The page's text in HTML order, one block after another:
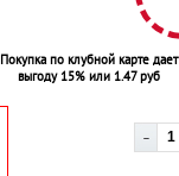
Покупка по клубной карте дает
выгоду 15% или 1.47 руб